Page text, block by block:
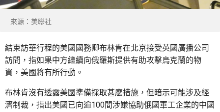
來源：美聯社
結束訪華行程的美國國務卿布林肯在北京接受英國廣播公司
訪問，指如果中方繼續向俄羅斯提供有助攻擊烏克蘭的物
資，美國將有所行動。
布林肯沒有透露美國準備採取甚麽措施，但暗示可能涉及經
濟制裁，指出美國已向逾100間涉嫌協助俄國軍工企業的中國